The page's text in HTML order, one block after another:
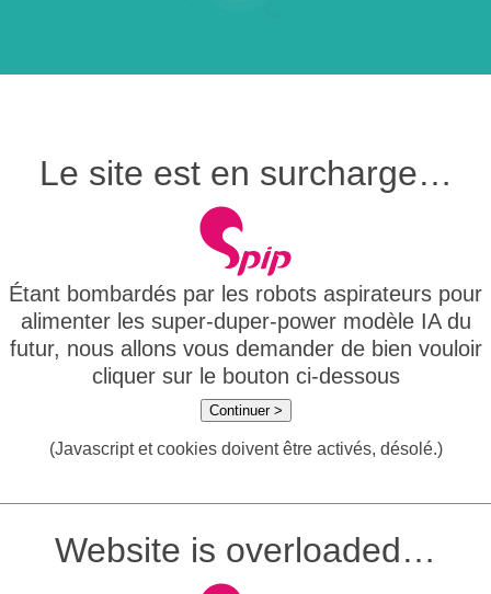
Le site est en surcharge…
Étant bombardés par les robots aspirateurs pour
alimenter les super-duper-power modèle IA du
futur, nous allons vous demander de bien vouloir
cliquer sur le bouton ci-dessous
Continuer >
(Javascript et cookies doivent être activés, désolé.)
Website is overloaded…